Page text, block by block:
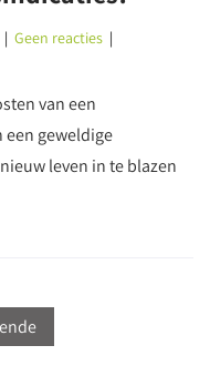
|Geen reacties |
van een
geweldige
leven in te blazen